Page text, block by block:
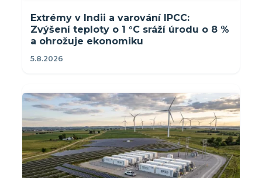
Extrémy v Indii a varování IPCC:
Zvýšení teploty o 1 °C sráží úrodu o 8 %
a ohrožuje ekonomiku
5.8.2026